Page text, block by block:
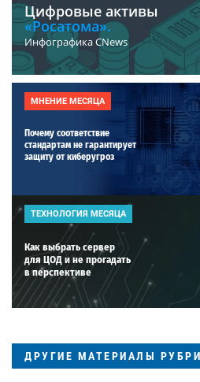
Цифровые активы
«Росатома».
Инфографика CNews
МНЕНИЕ МЕСЯЦА
Почему соответствие
стандартам не гарантирует
защиту от киберугроз
ТЕХНОЛОГИЯ МЕСЯЦА
Как выбрать сервер
для ЦОД и не прогадать
в перспективе
ДРУГИЕ МАТЕРИАЛЫ